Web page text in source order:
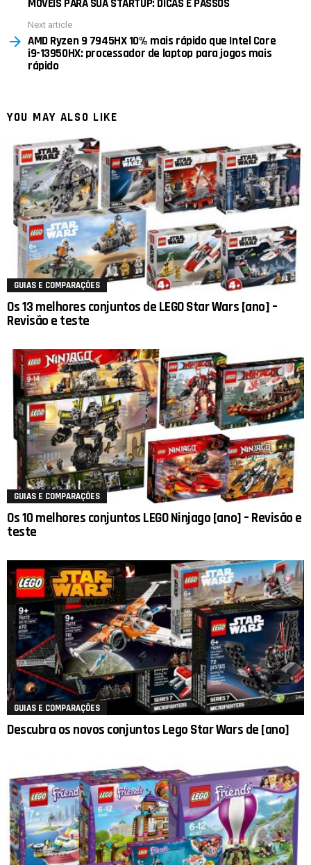
MÓVEIS PARA SUA STARTUP: DICAS E PASSOS
Next article
AMD Ryzen 9 7945HX 10% mais rápido que Intel Core
i9-13950HX: processador de laptop para jogos mais
rápido
YOU MAY ALSO LIKE
GUIAS E COMPARAÇÕES
Os 13 melhores conjuntos de LEGO Star Wars [ano] –
Revisão e teste
GUIAS E COMPARAÇÕES
Os 10 melhores conjuntos LEGO Ninjago [ano] – Revisão e
teste
GUIAS E COMPARAÇÕES
Descubra os novos conjuntos Lego Star Wars de [ano]